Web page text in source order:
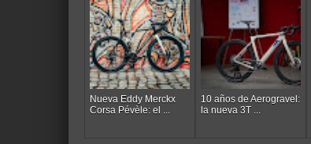
Nueva Eddy Merckx
Corsa Pévèle: el ...
10 años de Aerogravel:
la nueva 3T ...